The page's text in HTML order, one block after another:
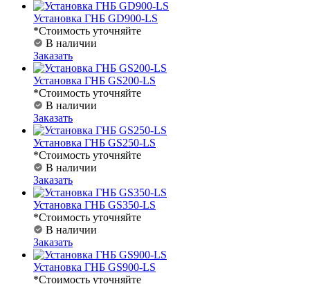
Установка ГНБ GD900-LS
*Стоимость уточняйте
В наличии
Заказать
Установка ГНБ GS200-LS
*Стоимость уточняйте
В наличии
Заказать
Установка ГНБ GS250-LS
*Стоимость уточняйте
В наличии
Заказать
Установка ГНБ GS350-LS
*Стоимость уточняйте
В наличии
Заказать
Установка ГНБ GS900-LS
*Стоимость уточняйте